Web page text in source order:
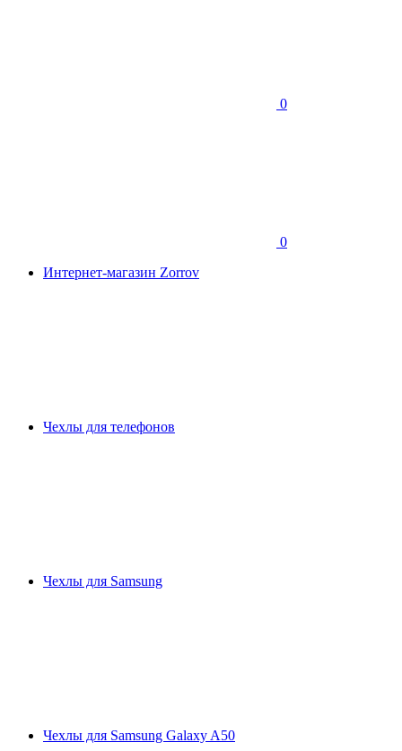
0
0
Интернет-магазин Zorrov
Чехлы для телефонов
Чехлы для Samsung
Чехлы для Samsung Galaxy A50